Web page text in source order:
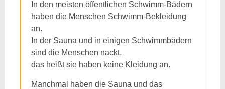
In den meisten öffentlichen Schwimm-Bädern
haben die Menschen Schwimm-Bekleidung
an.
In der Sauna und in einigen Schwimmbädern
sind die Menschen nackt,
das heißt sie haben keine Kleidung an.
Manchmal haben die Sauna und das